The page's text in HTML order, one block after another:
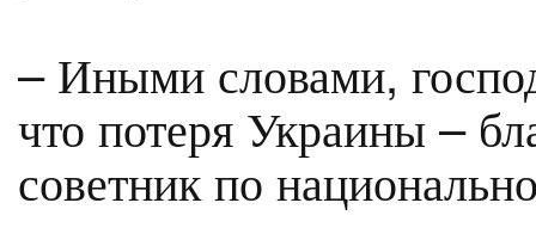
– Иными словами,
что потеря Украины –
советник по